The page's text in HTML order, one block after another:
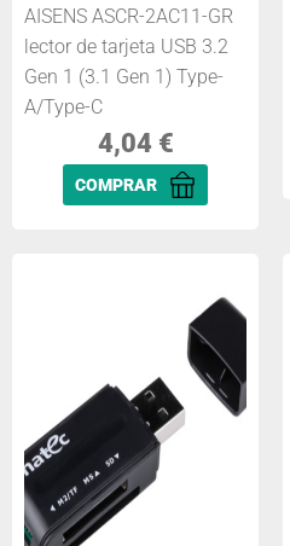
AISENS ASCR-2AC11-GR
lector de tarjeta USB 3.2
Gen 1 (3.1 Gen 1) Type-
A/Type-C
4,04 €
COMPRAR